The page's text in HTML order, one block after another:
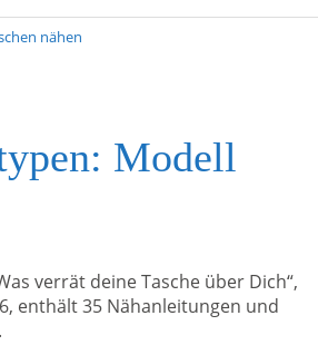
nähen
Modell
verrät deine Tasche über Dich“,
enthält 35 Nähanleitungen und